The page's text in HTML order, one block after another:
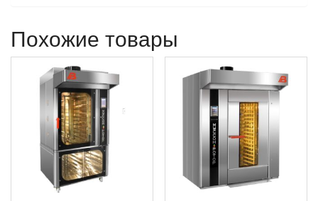
Похожие товары